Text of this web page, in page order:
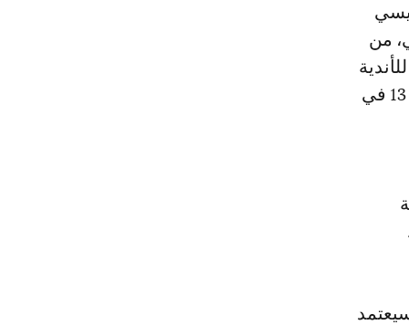
من
العشرين في البريمرليغ والتي انخفض دخلها الإجمالي قبل الضرائب بنحو 13 في